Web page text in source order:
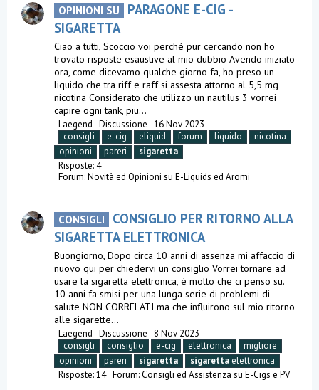
OPINIONI SU
PARAGONE E-CIG -
SIGARETTA
Ciao a tutti, Scoccio voi perché pur cercando non ho
trovato risposte esaustive al mio dubbio Avendo iniziato
ora, come dicevamo qualche giorno fa, ho preso un
liquido che tra riff e raff si assesta attorno al 5,5 mg
nicotina Considerato che utilizzo un nautilus 3 vorrei
capire ogni tank, piu...
Laegend Discussione 16 Nov 2023
consigli
e-cig eliquid forum liquido
nicotina
opinioni
pareri
sigaretta
Risposte: 4
Forum:Novità ed Opinioni su E-Liquids ed Aromi
CONSIGLI
CONSIGLIO PER RITORNO ALLA
SIGARETTA ELETTRONICA
Buongiorno, Dopo circa 10 anni di assenza mi affaccio di
nuovo qui per chiedervi un consiglio Vorrei tornare ad
usare la sigaretta elettronica, è molto che ci penso su.
10 anni fa smisi per una lunga serie di problemi di
salute NON CORRELATI ma che influirono sul mio ritorno
alle sigarette...
Laegend Discussione
8 Nov 2023
consigli
consiglio e-cig elettronica
migliore
opinioni
pareri sigaretta sigaretta elettronica
Risposte: 14 Forum:Consigli ed Assistenza su E-Cigs e PV